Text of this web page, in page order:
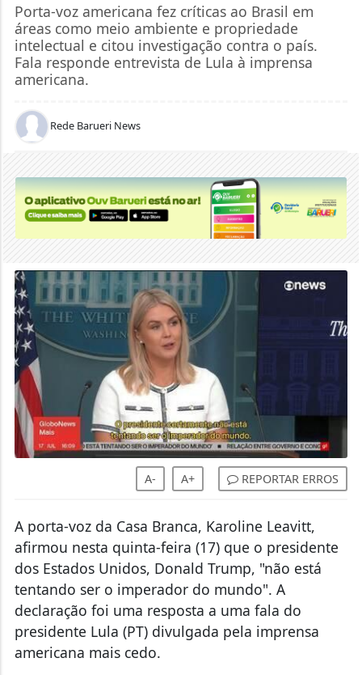
Porta-voz americana fez críticas ao Brasil em
áreas como meio ambiente e propriedade
intelectual e citou investigação contra o país.
Fala responde entrevista de Lula à imprensa
americana.
Rede Barueri News
A- A+ REPORTAR ERROS
A porta-voz da Casa Branca, Karoline Leavitt,
afirmou nesta quinta-feira (17) que o presidente
dos Estados Unidos, Donald Trump, "não está
tentando ser o imperador do mundo". A
declaração foi uma resposta a uma fala do
presidente Lula (PT) divulgada pela imprensa
americana mais cedo.